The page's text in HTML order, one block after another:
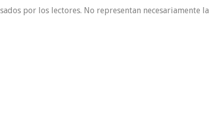
por los lectores. No representan necesariamente